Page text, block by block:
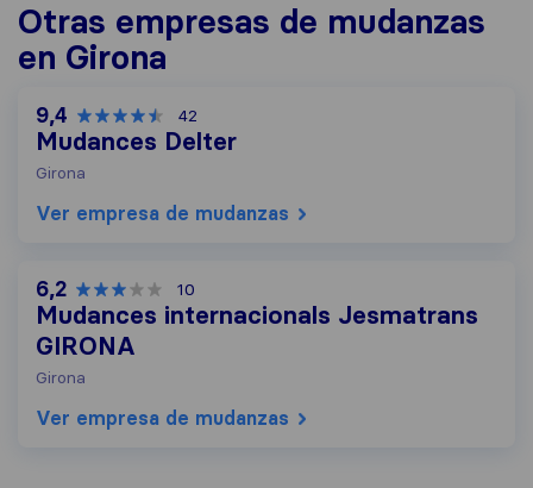
Otras empresas de mudanzas
en Girona
9,4 42
Mudances Delter
Girona
Ver empresa de mudanzas
6,2 10
Mudances internacionals Jesmatrans
GIRONA
Girona
Ver empresa de mudanzas